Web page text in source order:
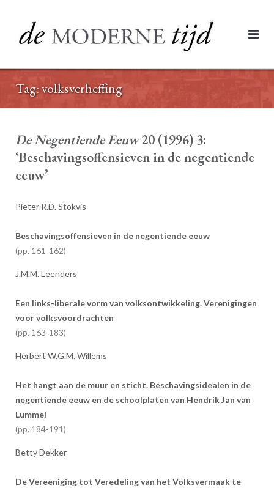
Tag:volksverheffing
De Negentiende Eeuw20 (1996) 3:
‘Beschavingsoffensieven in de negentiende
eeuw’
Pieter R.D. Stokvis
Beschavingsoffensieven in de negentiende eeuw
161-162
J.M.M. Leenders
Een links-liberale vorm van volksontwikkeling. Verenigingen
voor volksvoordrachten
163-183
Herbert W.G.M. Willems
Het hangt aan de muur en sticht. Beschavingsidealen in de
negentiende eeuw en de schoolplaten van Hendrik Jan van
Lummel
184-191
Betty Dekker
De Vereeniging tot Veredeling van het Volksvermaak te